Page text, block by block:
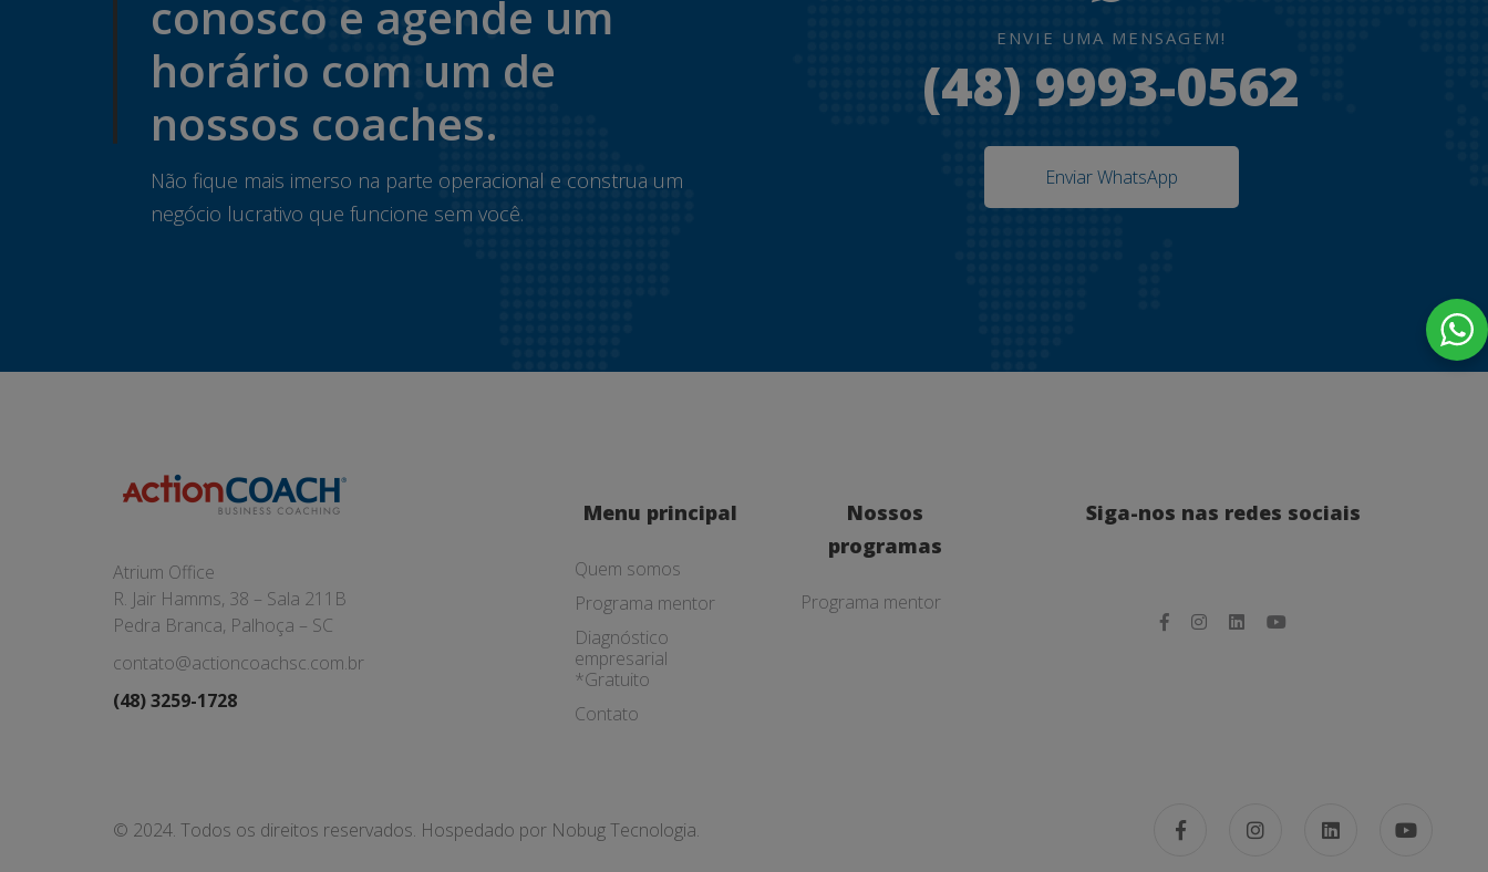
conosco e agende um
horário com um de
nossos coaches.
Não fique mais imerso na parte operacional e construa um
negócio lucrativo que funcione sem você.
ENVIE UMA MENSAGEM!
(48) 9993-0562
Enviar WhatsApp
Atrium Office
R. Jair Hamms, 38 – Sala 211B
Pedra Branca, Palhoça – SC
contato@actioncoachsc.com.br
(48) 3259-1728
Menu principal
Quem somos
Programa mentor
Diagnóstico
empresarial
*Gratuito
Contato
Nossos
programas
Programa mentor
Siga-nos nas redes sociais
© 2024. Todos os direitos reservados. Hospedado por Nobug Tecnologia.